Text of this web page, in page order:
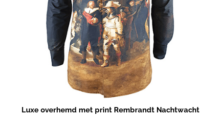
Luxe overhemd met print Rembrandt Nachtwacht